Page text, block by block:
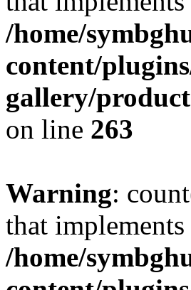
/home/
content/
gallery/
on line 263
Warning:
that
/home/